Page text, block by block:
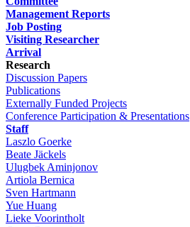
Management Reports
Job Posting
Visiting Researcher
Arrival
Research
Discussion Papers
Publications
Externally Funded Projects
Conference Participation & Presentations
Staff
Laszlo Goerke
Beate Jäckels
Ulugbek Aminjonov
Artiola Bernica
Sven Hartmann
Yue Huang
Lieke Voorintholt